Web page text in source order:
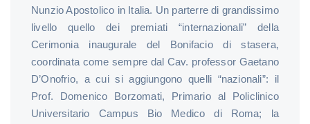
Nunzio Apostolico in Italia. Un parterre di grandissimo
livello quello dei premiati “internazionali” della
Cerimonia inaugurale del Bonifacio di stasera,
coordinata come sempre dal Cav. professor Gaetano
D’Onofrio, a cui si aggiungono quelli “nazionali”: il
Prof. Domenico Borzomati, Primario al Policlinico
Universitario Campus Bio Medico di Roma; la